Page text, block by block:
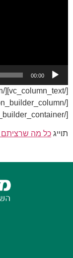
00:00
[/fusion_builder_container]
תוייג כל מה